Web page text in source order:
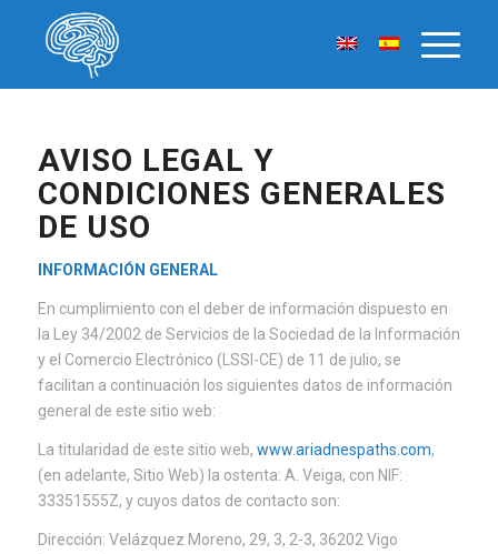
AVISO LEGAL Y
CONDICIONES GENERALES
DE USO
INFORMACIÓN GENERAL
En cumplimiento con el deber de información dispuesto en
la Ley 34/2002 de Servicios de la Sociedad de la Información
y el Comercio Electrónico (LSSI-CE) de 11 de julio, se
facilitan a continuación los siguientes datos de información
general de este sitio web:
La titularidad de este sitio web, www.ariadnespaths.com,
(en adelante, Sitio Web) la ostenta: A. Veiga, con NIF:
33351555Z, y cuyos datos de contacto son:
Dirección: Velázquez Moreno, 29, 3, 2-3, 36202 Vigo